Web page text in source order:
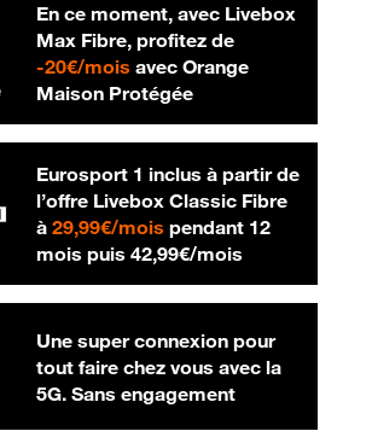
En ce moment, avec Livebox
Max Fibre, profitez de
-20€/mois20 € par mois
avec Orange
Maison Protégée
Eurosport 1 inclus à partir de
l’offre Livebox Classic Fibre
à 29,99€/mois29,99 € par mois
pendant 12
mois puis 42,99€/mois42,99 € par
Une super connexion pour
tout faire chez vous avec la
5G. Sans engagement